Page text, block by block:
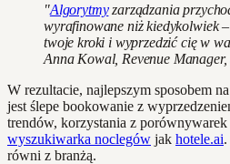
"Algorytmyzarządzania
wyrafinowane niż kiedykolwiek
twoje kroki i wyprzedzić cię w
Anna Kowal, Revenue Manager,
W rezultacie, najlepszym sposobem
jest ślepe bookowanie z
trendów, korzystania z
wyszukiwarka noclegów jak hotele.ai
równi z branżą.